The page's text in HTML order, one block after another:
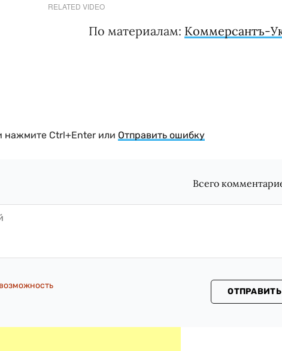
RELATED VIDEO
По материалам: Коммерсантъ-
нажмите Ctrl+Enter или Отправить ошибку
Всего
ОТПРАВИТЬ